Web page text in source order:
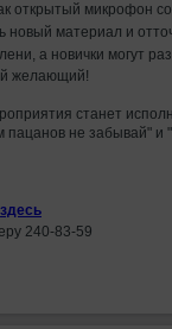
открытый микрофон
новый материал и
а новички могут
желающий!
станет
пацанов не забывай" и
здесь
240-83-59